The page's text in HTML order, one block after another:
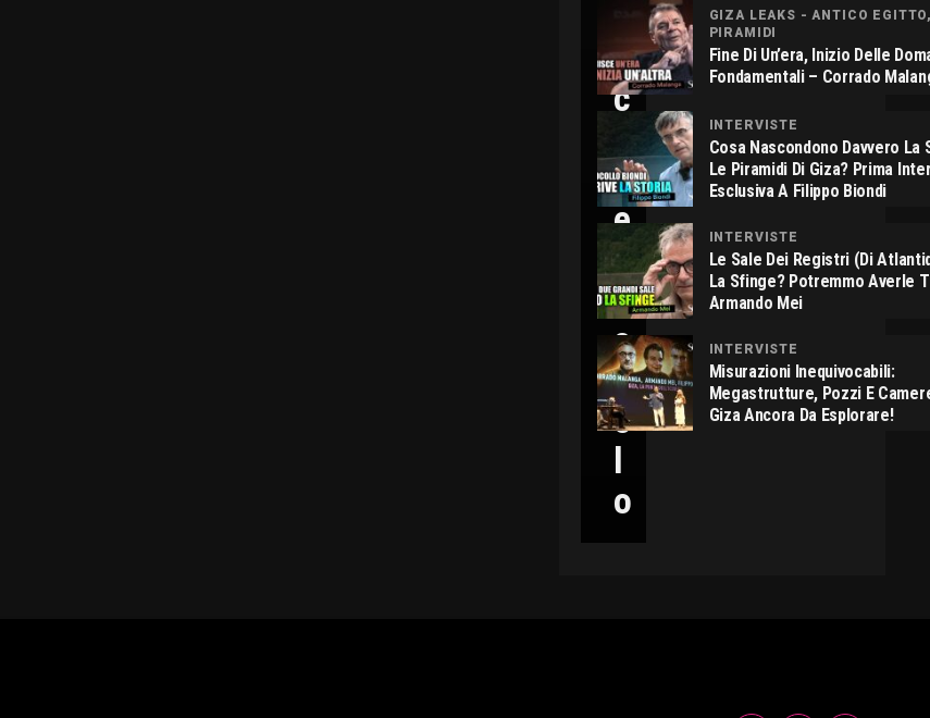
I
C
L
E
C
I
C
C
O
L
O
GIZA LEAKS - ANTICO
PIRAMIDI
Fine Di Un’era, Inizio Delle
Fondamentali – Corrado
INTERVISTE
Cosa Nascondono Davvero La
Le Piramidi Di Giza? Prima
Esclusiva A Filippo Biondi
INTERVISTE
Le Sale Dei Registri (di
La Sfinge? Potremmo Averle
Armando Mei
INTERVISTE
Misurazioni Inequivocabili:
Megastrutture, Pozzi E
Giza Ancora Da Esplorare!